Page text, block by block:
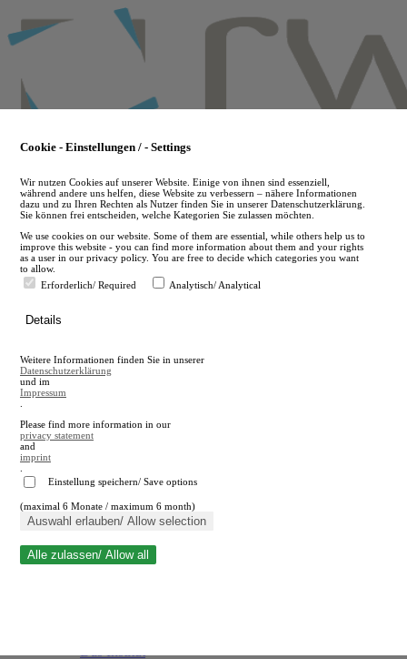
to
main
en
A
A
Suche schließen
Cookie - Einstellungen / - Settings
Wir nutzen Cookies auf unserer Website. Einige von ihnen sind essenziell,
während andere uns helfen, diese Website zu verbessern – nähere Informationen
dazu und zu Ihren Rechten als Nutzer finden Sie in unserer Datenschutzerklärung.
Sie können frei entscheiden, welche Kategorien Sie zulassen möchten.
We use cookies on our website. Some of them are essential, while others help us to
improve this website - you can find more information about them and your rights
as a user in our privacy policy. You are free to decide which categories you want
to allow.
Erforderlich/ Required
Analytisch/ Analytical
Details
Weitere Informationen finden Sie in unserer
Datenschutzerklärung
und im
Impressum
Please find more information in our
privacy statement
and
imprint
Einstellung speichern/ Save options
(maximal 6 Monate / maximum 6 month)
Auswahl erlauben/ Allow selection
Alle zulassen/ Allow all